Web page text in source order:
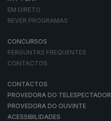
EM DIRETO
REVER PROGRAMAS
CONCURSOS
PERGUNTAS FREQUENTES
CONTACTOS
CONTACTOS
PROVEDORA DO TELESPECTADOR
PROVEDORA DO OUVINTE
ACESSIBILIDADES